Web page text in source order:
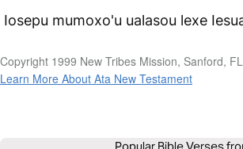
Iosepu mumoxo'u ualasou lexe
Copyright 1999 New Tribes Mission, Sanford,
Learn More About Ata New Testament